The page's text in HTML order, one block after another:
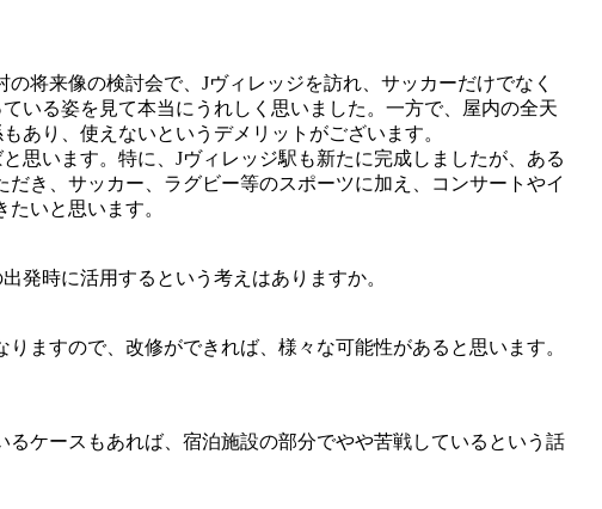
将来像の検討会で、Jヴィレッジを訪れ、サッカーだけでなく
いる姿を見て本当にうれしく思いました。一方で、屋内の全天
あり、使えないというデメリットがございます。
います。特に、Jヴィレッジ駅も新たに完成しましたが、ある
き、サッカー、ラグビー等のスポーツに加え、コンサートやイ
いと思います。
発時に活用するという考えはありますか。
ますので、改修ができれば、様々な可能性があると思います。
ケースもあれば、宿泊施設の部分でやや苦戦しているという話